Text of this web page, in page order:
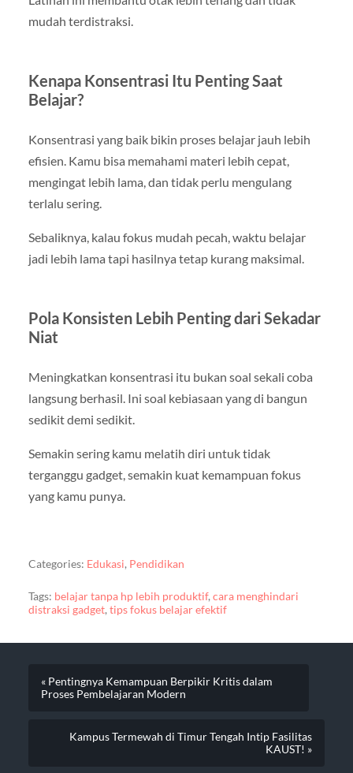
mudah terdistraksi.
Kenapa Konsentrasi Itu Penting Saat
Belajar?
Konsentrasi yang baik bikin proses belajar jauh lebih
efisien. Kamu bisa memahami materi lebih cepat,
mengingat lebih lama, dan tidak perlu mengulang
terlalu sering.
Sebaliknya, kalau fokus mudah pecah, waktu belajar
jadi lebih lama tapi hasilnya tetap kurang maksimal.
Pola Konsisten Lebih Penting dari Sekadar
Niat
Meningkatkan konsentrasi itu bukan soal sekali coba
langsung berhasil. Ini soal kebiasaan yang di bangun
sedikit demi sedikit.
Semakin sering kamu melatih diri untuk tidak
terganggu gadget, semakin kuat kemampuan fokus
yang kamu punya.
Categories: Edukasi, Pendidikan
Tags: belajar tanpa hp lebih produktif, cara menghindari
distraksi gadget, tips fokus belajar efektif
« Pentingnya Kemampuan Berpikir Kritis dalam
Proses Pembelajaran Modern
Kampus Termewah di Timur Tengah Intip Fasilitas
KAUST! »